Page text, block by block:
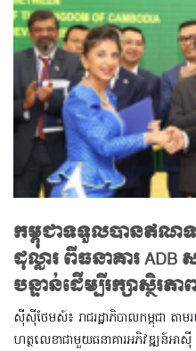
កម្ពុជាទទួលបានឥណ
ដុល្លារ ពីធនាគារ
បន្ទាន់ដើម្បីរក្សាស្ថិរភា
ស៊ីស៊ីថែមស៍៖ រាជរដ្ឋាភិបាលកម្ពុជា តាម
ហត្ថលេខាជាមួយធនាគារអភិវឌ្ឍន៍អ